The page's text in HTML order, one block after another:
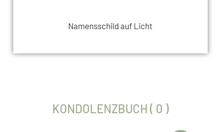
Namensschild auf Licht
KONDOLENZBUCH ( 0 )